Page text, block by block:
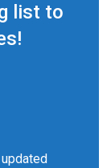
list to